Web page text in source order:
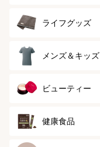
ボディースーツ
ランジェリー
イツ
健康サポート
スポーツ
ライフグッズ
アウター
グッズ
メンズ＆キッズ
メンズトップ
メンズソックス
ビューティー
スキンケア
健康食品